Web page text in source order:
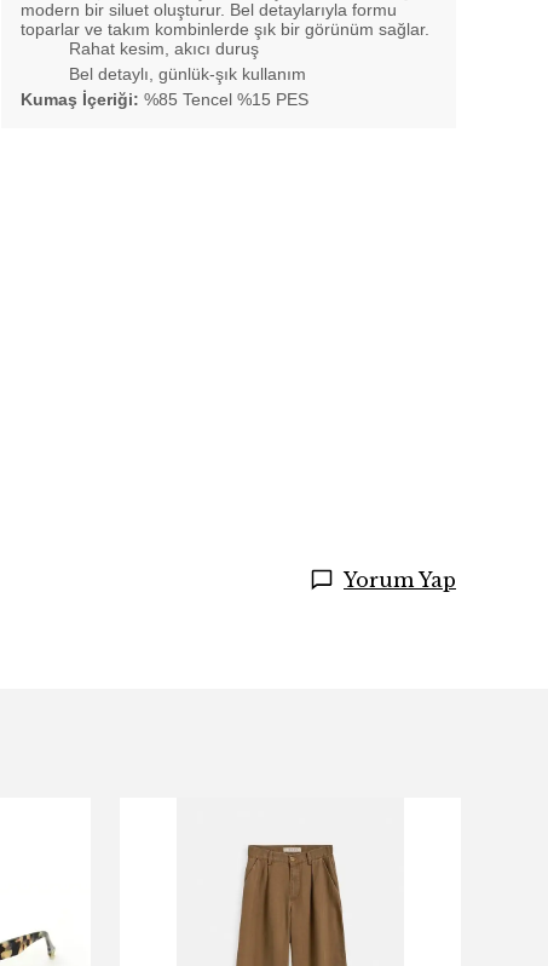
modern bir siluet oluşturur. Bel detaylarıyla formu
toparlar ve takım kombinlerde şık bir görünüm sağlar.
Rahat kesim, akıcı duruş
Bel detaylı, günlük-şık kullanım
Kumaş İçeriği: %85 Tencel %15 PES
Yorum Yap